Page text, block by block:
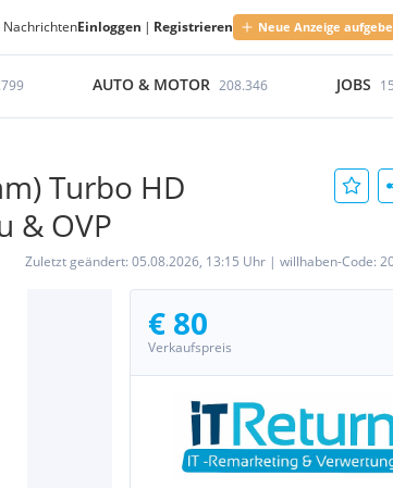
NachrichtenEinloggen | Registrieren Neue Anzeige
AUTO & MOTOR 208.346 JOBS
Turbo HD
& OVP
Zuletzt geändert: 05.08.2026, 13:15 Uhr | willhaben-Code:
€ 80
Verkaufspreis